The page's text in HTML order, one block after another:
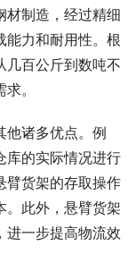
材制造，经过精细
能力和耐用性。根
几百公斤到数吨不
。
他诸多优点。例
库的实际情况进行
臂货架的存取操作
。此外，悬臂货架
进一步提高物流效